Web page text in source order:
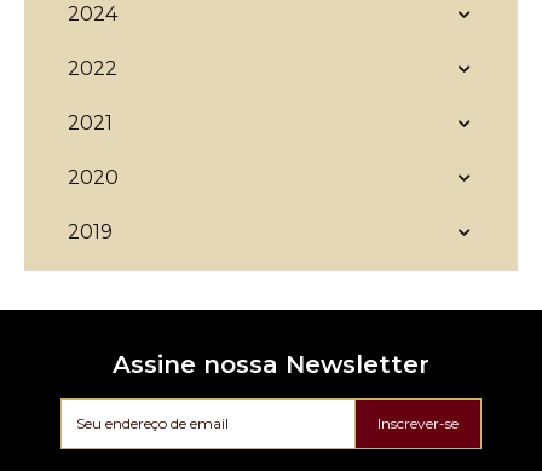
2024
2022
2021
2020
2019
Assine nossa Newsletter
Inscrever-se